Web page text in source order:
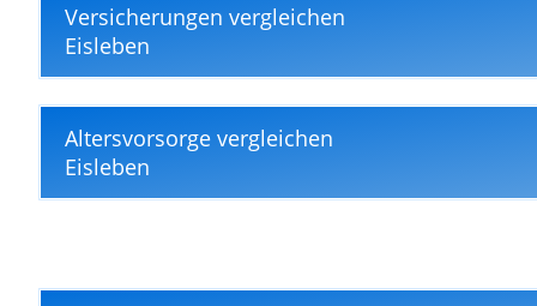
Versicherungen vergleichen
Eisleben
Altersvorsorge vergleichen
Eisleben